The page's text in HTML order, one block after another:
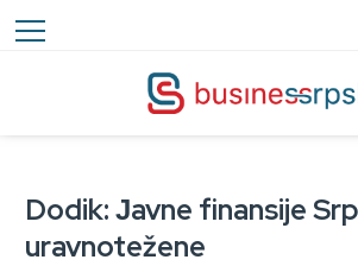
Dodik: Јavne finansije
uravnotežene